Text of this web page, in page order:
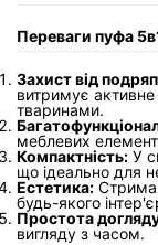
Переваги пуфа
Захист від
витримує активне
тваринами.
меблевих
Компактність: У
що ідеально для
Естетика:
будь-якого
Простота
вигляду з часом.